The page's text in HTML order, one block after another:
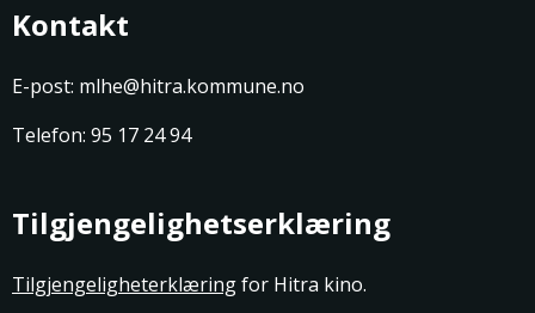
Kontakt
E-post: mlhe@hitra.kommune.no
Telefon: 95 17 24 94
Tilgjengelighetserklæring
Tilgjengeligheterklæringfor Hitra kino.